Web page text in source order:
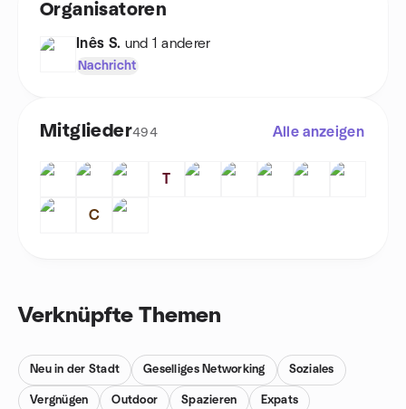
Organisatoren
Inês S. und 1 anderer
Nachricht
Mitglieder494 Alle anzeigen
T
C
Verknüpfte Themen
Neu in der Stadt Geselliges Networking Soziales
Vergnügen Outdoor Spazieren Expats